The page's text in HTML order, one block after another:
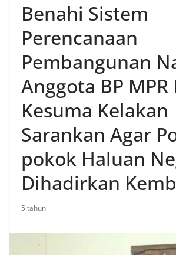
Benahi Sistem
Perencanaan
Pembangunan
Anggota BP MPR
Kesuma Kelakan
Sarankan Agar
pokok Haluan
Dihadirkan
5 tahun